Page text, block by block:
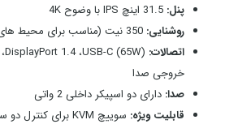
پنل:
روشنایی:
اتصالات:
خروجی صدا
صدا: دارای دو اسپیکر داخلی 2 واتی
قابلیت ویژه: سوییچ KVM برای کنترل دو سیستم با یک ماوس و کیبورد